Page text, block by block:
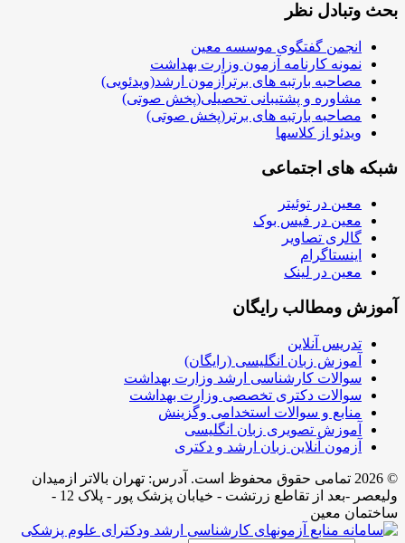
بحث وتبادل نظر
انجمن گفتگوی موسسه معین
نمونه کارنامه آزمون وزارت بهداشت
مصاحبه بارتبه های برترآزمون ارشد(ویدئویی)
مشاوره و پشتیبانی تحصیلی(پخش صوتی)
مصاحبه بارتبه های برتر(پخش صوتی)
ویدئو از کلاسها
شبکه های اجتماعی
معین در توئیتر
معین در فیس بوک
گالری تصاویر
اینستاگرام
معین در لینک
آموزش ومطالب رایگان
تدریس آنلاین
آموزش زبان انگلیسی (رایگان)
سوالات کارشناسی ارشد وزارت بهداشت
سوالات دکتری تخصصی وزارت بهداشت
منابع و سوالات استخدامی وگزینش
آموزش تصویری زبان انگلیسی
آزمون آنلاین زبان ارشد و دکتری
© 2026 تمامی حقوق محفوظ است. آدرس:‌ تهران بالاتر ازمیدان
ولیعصر -بعد از تقاطع زرتشت - خیابان پزشک پور - پلاک 12 -
ساختمان معین